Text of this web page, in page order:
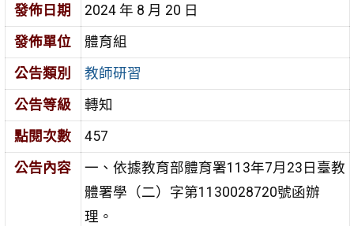
發佈日期
2024 年 8 月 20 日
發佈單位
體育組
公告類別
教師研習
公告等級
轉知
點閱次數
457
公告內容
一、依據教育部體育署113年7月23日臺教
體署學（二）字第1130028720號函辦
理。